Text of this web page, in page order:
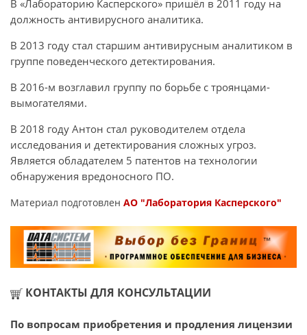
В «Лабораторию Касперского» пришёл в 2011 году на
должность антивирусного аналитика.
В 2013 году стал старшим антивирусным аналитиком в
группе поведенческого детектирования.
В 2016-м возглавил группу по борьбе с троянцами-
вымогателями.
В 2018 году Антон стал руководителем отдела
исследования и детектирования сложных угроз.
Является обладателем 5 патентов на технологии
обнаружения вредоносного ПО.
Материал подготовлен АО "Лаборатория Касперского"
КОНТАКТЫ ДЛЯ КОНСУЛЬТАЦИИ
По вопросам приобретения и продления лицензии